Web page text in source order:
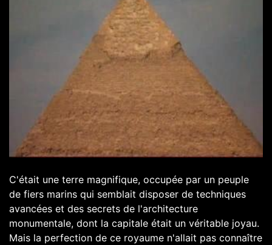
C'était une terre magnifique, occupée par un peuple
de fiers marins qui semblait disposer de techniques
avancées et des secrets de l'architecture
monumentale, dont la capitale était un véritable joyau.
Mais la perfection de ce royaume n'allait pas connaître